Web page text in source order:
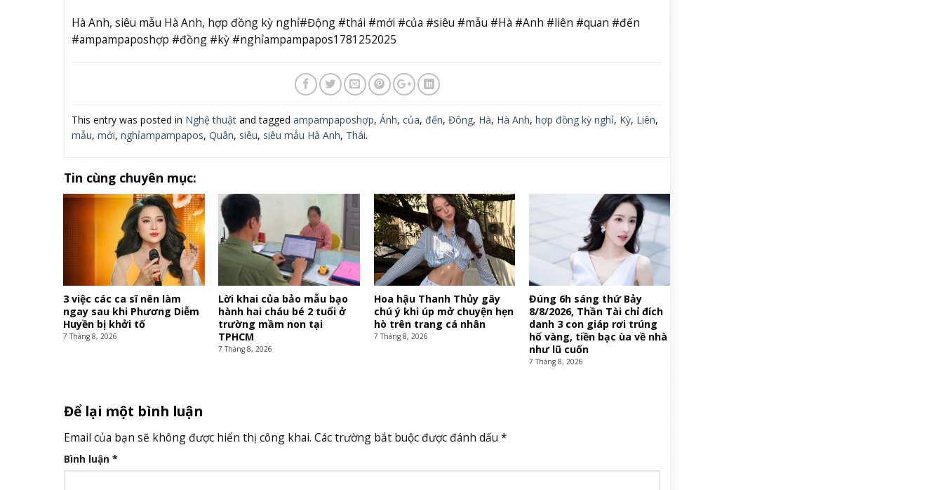
Hà Anh, siêu mẫu Hà Anh, hợp đồng kỳ nghỉ#Động #thái #mới #của #siêu #mẫu #Hà #Anh #liên #quan #đến
#ampampaposhợp #đồng #kỳ #nghỉampampapos1781252025
This entry was posted in Nghệ thuậtand tagged ampampaposhợp, Ánh, của, đến, Đông, Hà, Hà Anh, hợp đồng kỳ nghỉ, Kỳ, Liên,
mẫu, mới, nghỉampampapos, Quân, siêu, siêu mẫu Hà Anh, Thái.
Tin cùng chuyên mục:
3 việc các ca sĩ nên làm
ngay sau khi Phương Diễm
Huyền bị khởi tố
7 Tháng 8, 2026
Lời khai của bảo mẫu bạo
hành hai cháu bé 2 tuổi ở
trường mầm non tại
TPHCM
7 Tháng 8, 2026
Hoa hậu Thanh Thủy gây
chú ý khi úp mở chuyện hẹn
hò trên trang cá nhân
7 Tháng 8, 2026
Đúng 6h sáng thứ Bảy
8/8/2026, Thần Tài chỉ đích
danh 3 con giáp rơi trúng
hố vàng, tiền bạc ùa về nhà
như lũ cuốn
7 Tháng 8, 2026
Để lại một bình luận
Email của bạn sẽ không được hiển thị công khai. Các trường bắt buộc được đánh dấu *
Bình luận *